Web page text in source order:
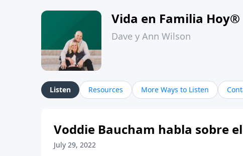
Vida en Familia Hoy®
Dave y Ann Wilson
Listen Resources More Ways to Listen
Voddie Baucham habla sobre
July 29, 2022